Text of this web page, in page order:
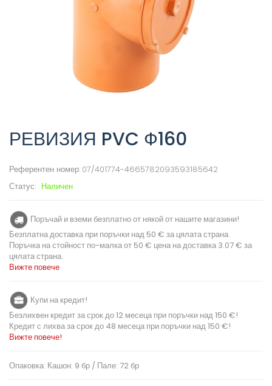
РЕВИЗИЯ PVC Ф160
Референтен номер: 07/401774-4665782093593185642
Статус: Наличен
Поръчай и вземи безплатно от някой от нашите магазини!
Безплатна доставка при поръчки над 50 € за цялата страна.
Поръчка на стойност по-малка от 50 € цена на доставка 3.07 € за
цялата страна.
Вижте повече
Купи на кредит!
Безлихвен кредит за срок до 12 месеца при поръчки над 150 €!
Кредит с лихва за срок до 48 месеца при поръчки над 150 €!
Вижте повече!
Опаковка: Кашон: 9 бр / Пале: 72 бр